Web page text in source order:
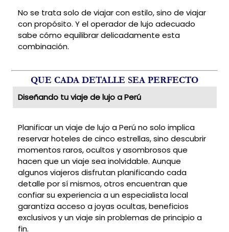
No se trata solo de viajar con estilo, sino de viajar
con propósito. Y el operador de lujo adecuado
sabe cómo equilibrar delicadamente esta
combinación.
QUE CADA DETALLE SEA PERFECTO
Diseñando tu viaje de lujo a Perú
Planificar un viaje de lujo a Perú no solo implica
reservar hoteles de cinco estrellas, sino descubrir
momentos raros, ocultos y asombrosos que
hacen que un viaje sea inolvidable. Aunque
algunos viajeros disfrutan planificando cada
detalle por sí mismos, otros encuentran que
confiar su experiencia a un especialista local
garantiza acceso a joyas ocultas, beneficios
exclusivos y un viaje sin problemas de principio a
fin.